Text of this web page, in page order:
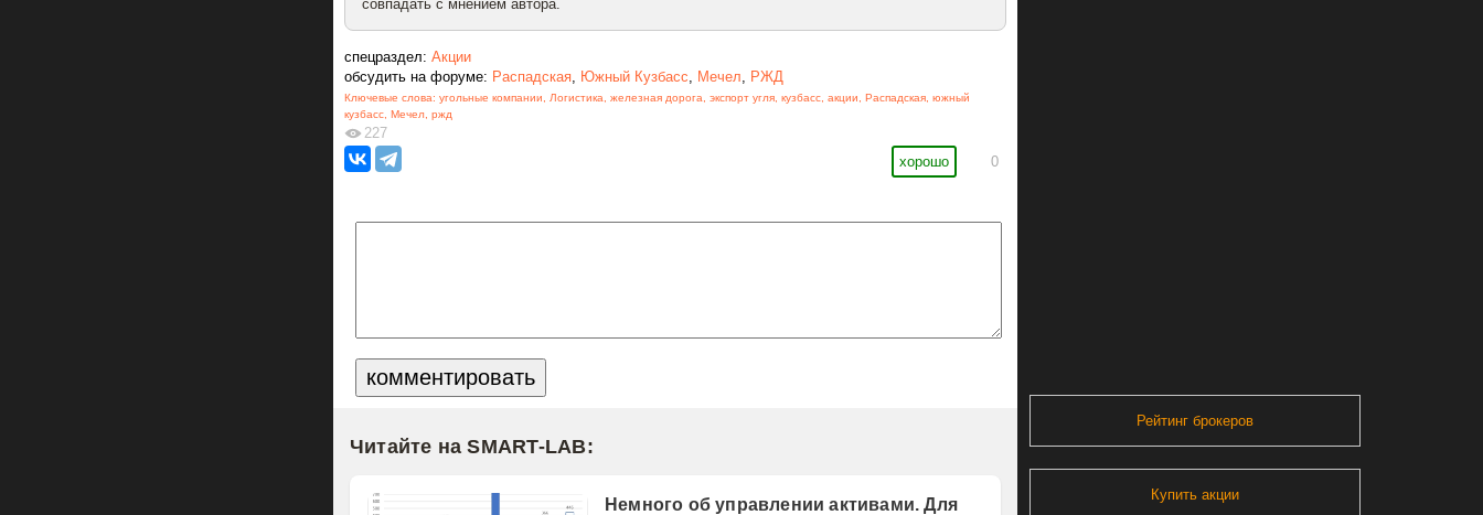
совпадать с мнением автора.
спецраздел: Акции
обсудить на форуме: Распадская Южный Кузбасс Мечел РЖД
Ключевые слова: угольные компании Логистика железная дорога экспорт угля кузбасс акции Распадская южный
кузбасс Мечел ржд
227
хорошо
0
Читайте на SMART-LAB:
Немного об управлении активами. Для
Рейтинг брокеров
Купить акции